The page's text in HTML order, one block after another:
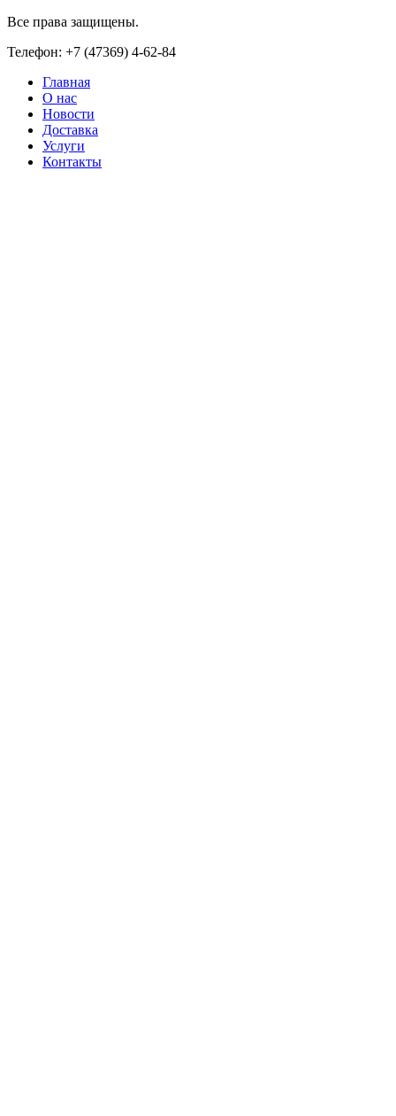
Все права защищены.
Телефон: +7 (47369) 4-62-84
Главная
О нас
Новости
Доставка
Услуги
Контакты